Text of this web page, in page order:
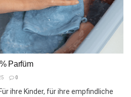
Parfüm
0
ihre Kinder, für ihre empfindliche